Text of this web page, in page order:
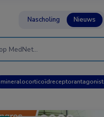
Nascholing Nieuws
mineralocorticoïdreceptorantagonist